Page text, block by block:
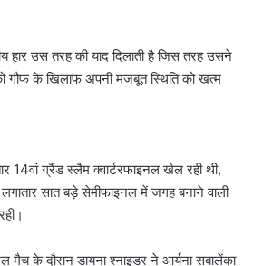
हार उस तरह की याद दिलाती है जिस तरह उसने
गौफ के खिलाफ अपनी मजबूत स्थिति को खत्म
14वां ग्रैंड स्लैम क्वार्टरफाइनल खेल रही थी,
सात बड़े सेमीफाइनल में जगह बनाने वाली